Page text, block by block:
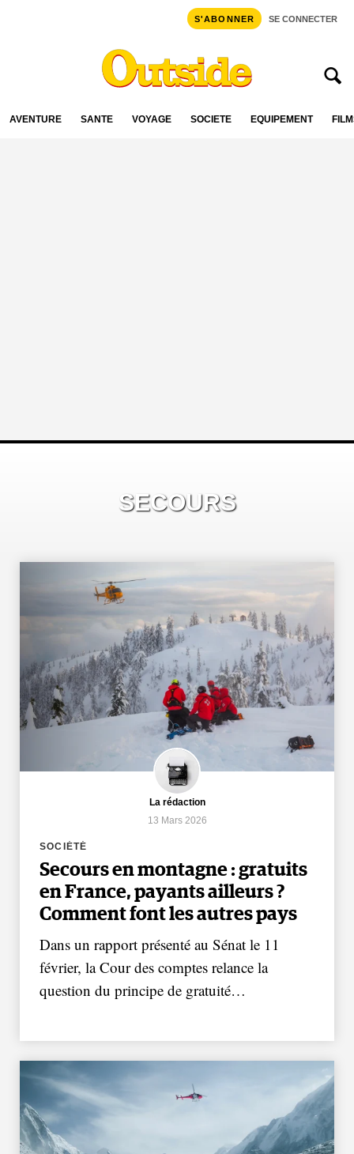
S'ABONNER SE CONNECTER
AVENTURE SANTÉ VOYAGE SOCIÉTÉ ÉQUIPEMENT
SECOURS
La rédaction
13 Mars 2026
SOCIÉTÉ
Secours en montagne : gratuits
en France, payants ailleurs ?
Comment font les autres pays
Dans un rapport présenté au Sénat le 11
février, la Cour des comptes relance la
question du principe de gratuité…